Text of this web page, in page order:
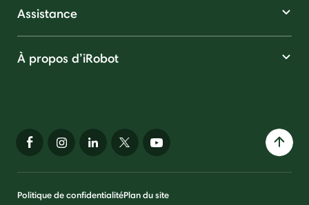
Assistance
À propos d’iRobot
Politique de confidentialitéPlan du site